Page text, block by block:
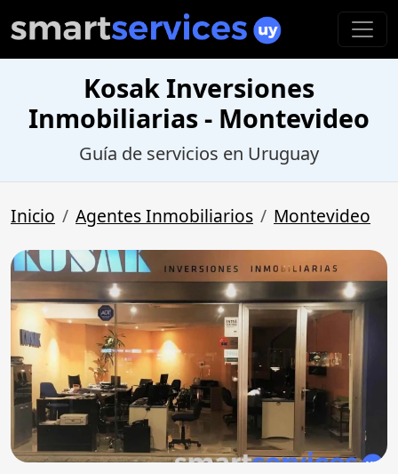
Kosak Inversiones
Inmobiliarias - Montevideo
Guía de servicios en Uruguay
Inicio Agentes Inmobiliarios Montevideo